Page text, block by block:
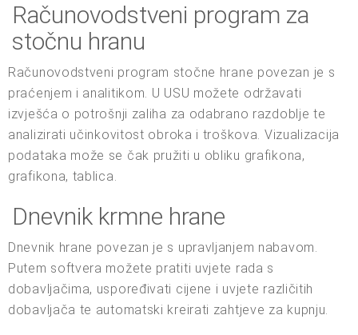
Računovodstveni program za
stočnu hranu
Računovodstveni program stočne hrane povezan je s
praćenjem i analitikom. U USU možete održavati
izvješća o potrošnji zaliha za odabrano razdoblje te
analizirati učinkovitost obroka i troškova. Vizualizacija
podataka može se čak pružiti u obliku grafikona,
grafikona, tablica.
Dnevnik krmne hrane
Dnevnik hrane povezan je s upravljanjem nabavom.
Putem softvera možete pratiti uvjete rada s
dobavljačima, uspoređivati cijene i uvjete različitih
dobavljača te automatski kreirati zahtjeve za kupnju.